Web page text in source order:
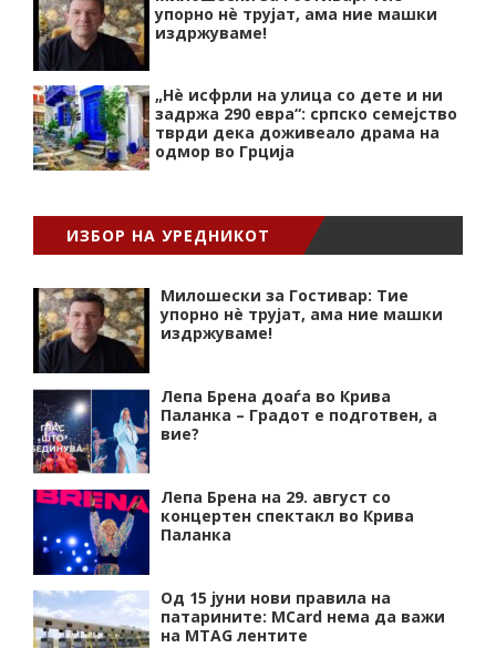
упорно нѐ трујат, ама ние машки
издржуваме!
„Нѐ исфрли на улица со дете и ни
задржа 290 евра“: српско семејство
тврди дека доживеало драма на
одмор во Грција
ИЗБОР НА УРЕДНИКОТ
Милошески за Гостивар: Тие
упорно нѐ трујат, ама ние машки
издржуваме!
Лепа Брена доаѓа во Крива
Паланка – Градот е подготвен, а
вие?
Лепа Брена на 29. август со
концертен спектакл во Крива
Паланка
Од 15 јуни нови правила на
патарините: MCard нема да важи
на MTAG лентите